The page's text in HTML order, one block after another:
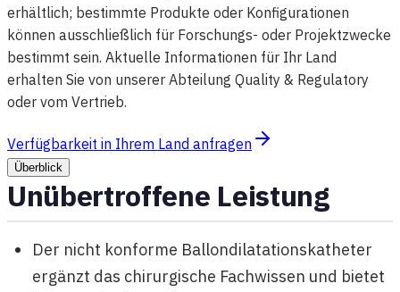
erhältlich; bestimmte Produkte oder Konfigurationen
können ausschließlich für Forschungs- oder Projektzwecke
bestimmt sein. Aktuelle Informationen für Ihr Land
erhalten Sie von unserer Abteilung Quality & Regulatory
oder vom Vertrieb.
Verfügbarkeit in Ihrem Land anfragen
Überblick
Unübertroffene Leistung
Der nicht konforme Ballondilatationskatheter
ergänzt das chirurgische Fachwissen und bietet